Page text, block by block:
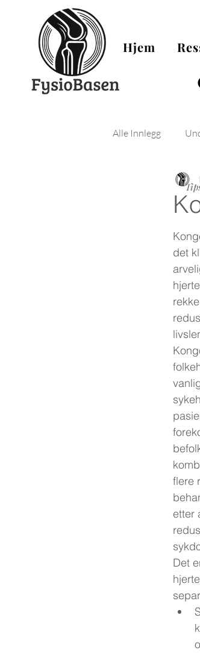
Hjem
Alle Innlegg
det
flere
etter
Det